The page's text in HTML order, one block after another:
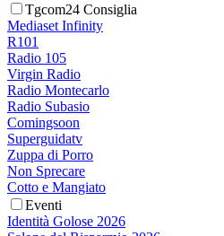
Tgcom24 Consiglia
Mediaset Infinity
R101
Radio 105
Virgin Radio
Radio Montecarlo
Radio Subasio
Comingsoon
Superguidatv
Zuppa di Porro
Non Sprecare
Cotto e Mangiato
Eventi
Identità Golose 2026